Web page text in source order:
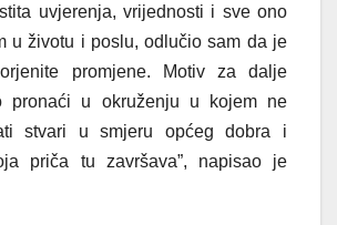
uvjerenja, vrijednosti i sve ono
u životu i poslu, odlučio sam da je
promjene. Motiv za dalje
pronaći u okruženju u kojem ne
stvari u smjeru općeg dobra i
priča tu završava”, napisao je